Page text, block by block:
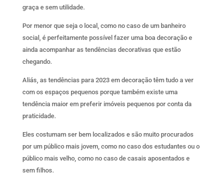
graça e sem utilidade.
Por menor que seja o local, como no caso de um banheiro
social, é perfeitamente possível fazer uma boa decoração e
ainda acompanhar as tendências decorativas que estão
chegando.
Aliás, as tendências para 2023 em decoração têm tudo a ver
com os espaços pequenos porque também existe uma
tendência maior em preferir imóveis pequenos por conta da
praticidade.
Eles costumam ser bem localizados e são muito procurados
por um público mais jovem, como no caso dos estudantes ou o
público mais velho, como no caso de casais aposentados e
sem filhos.